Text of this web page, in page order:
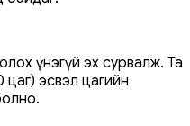
үнэгүй эх сурвалж. Та
цаг) эсвэл цагийн